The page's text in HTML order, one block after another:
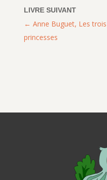
Anne Buguet, Les trois
princesses